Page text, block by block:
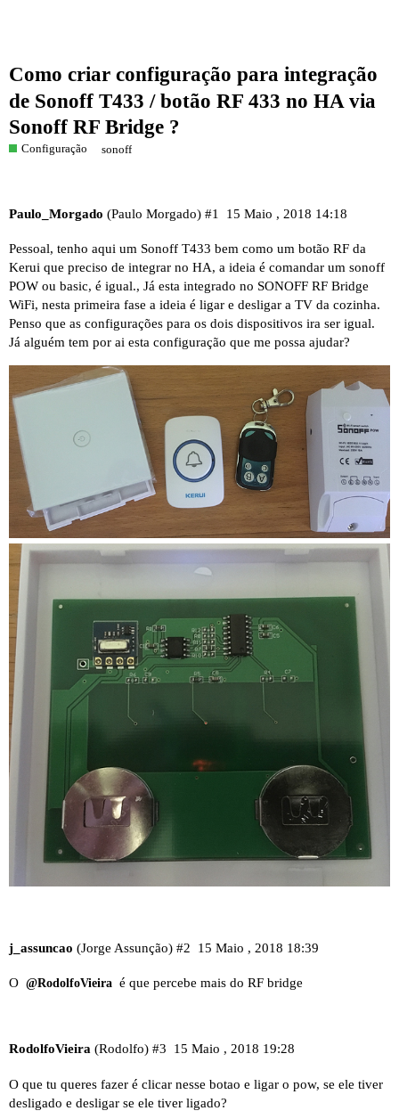
Como criar configuração para integração
de Sonoff T433 / botão RF 433 no HA via
Sonoff RF Bridge ?
Configuração sonoff
Paulo_Morgado (Paulo Morgado) 15 Maio , 2018 14:18
#1
Pessoal, tenho aqui um Sonoff T433 bem como um botão RF da
Kerui que preciso de integrar no HA, a ideia é comandar um sonoff
POW ou basic, é igual., Já esta integrado no SONOFF RF Bridge
WiFi, nesta primeira fase a ideia é ligar e desligar a TV da cozinha.
Penso que as configurações para os dois dispositivos ira ser igual.
Já alguém tem por ai esta configuração que me possa ajudar?
j_assuncao (Jorge Assunção) 15 Maio , 2018 18:39
#2
O @RodolfoVieira é que percebe mais do RF bridge
RodolfoVieira (Rodolfo) 15 Maio , 2018 19:28
#3
O que tu queres fazer é clicar nesse botao e ligar o pow, se ele tiver
desligado e desligar se ele tiver ligado?